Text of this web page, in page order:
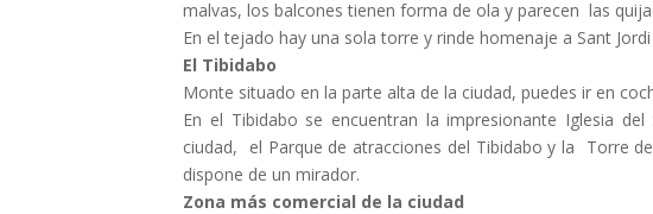
malvas, los balcones tienen forma de ola y parecen las
En el tejado hay una sola torre y rinde homenaje a Sant
El Tibidabo
Monte situado en la parte alta de la ciudad, puedes ir en
En el Tibidabo se encuentran la impresionante Iglesia
ciudad, el Parque de atracciones del Tibidabo y la Torre
dispone de un mirador.
Zona más comercial de la ciudad